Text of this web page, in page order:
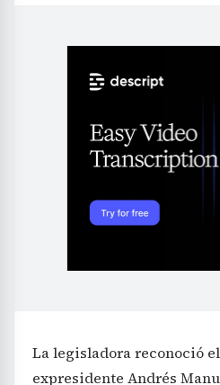
La legisladora reconoció
expresidente Andrés